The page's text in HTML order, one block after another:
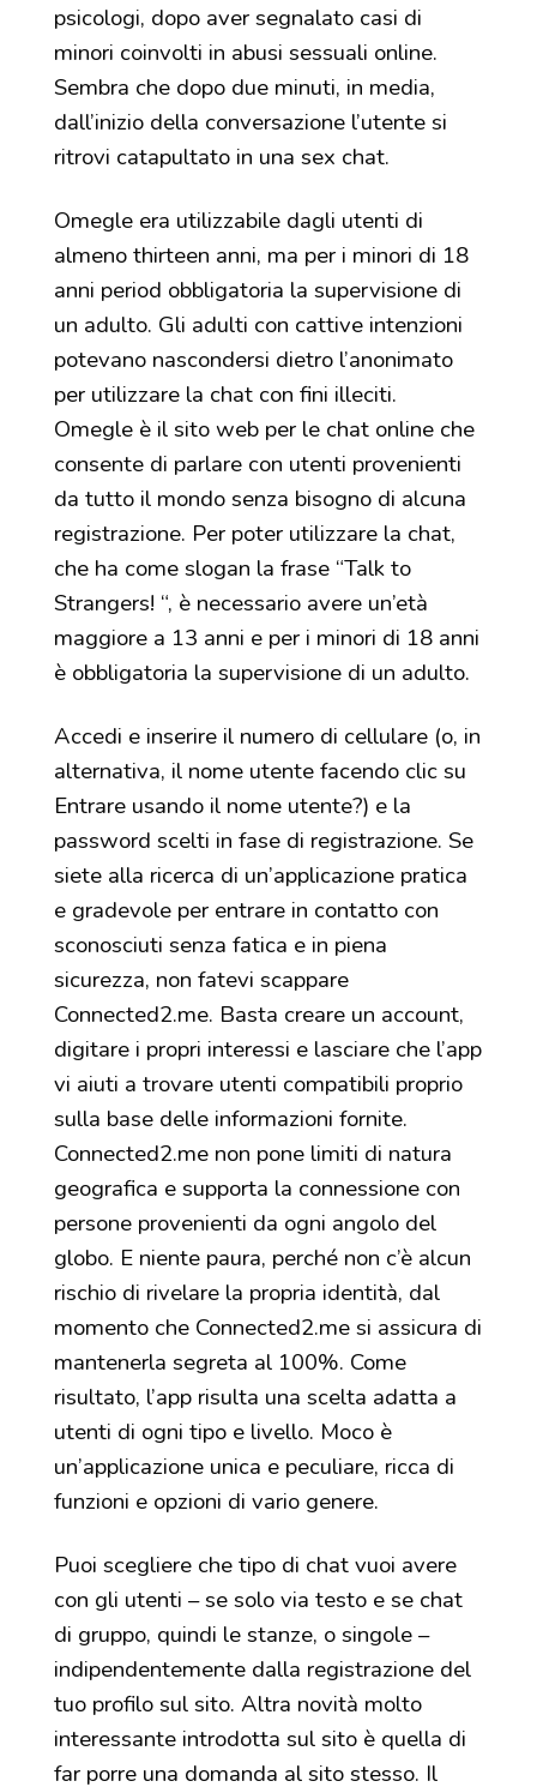
psicologi, dopo aver segnalato casi di
minori coinvolti in abusi sessuali online.
Sembra che dopo due minuti, in media,
dall’inizio della conversazione l’utente si
ritrovi catapultato in una sex chat.
Omegle era utilizzabile dagli utenti di
almeno thirteen anni, ma per i minori di 18
anni period obbligatoria la supervisione di
un adulto. Gli adulti con cattive intenzioni
potevano nascondersi dietro l’anonimato
per utilizzare la chat con fini illeciti.
Omegle è il sito web per le chat online che
consente di parlare con utenti provenienti
da tutto il mondo senza bisogno di alcuna
registrazione. Per poter utilizzare la chat,
che ha come slogan la frase “Talk to
Strangers! “, è necessario avere un’età
maggiore a 13 anni e per i minori di 18 anni
è obbligatoria la supervisione di un adulto.
Accedi e inserire il numero di cellulare (o, in
alternativa, il nome utente facendo clic su
Entrare usando il nome utente?) e la
password scelti in fase di registrazione. Se
siete alla ricerca di un’applicazione pratica
e gradevole per entrare in contatto con
sconosciuti senza fatica e in piena
sicurezza, non fatevi scappare
Connected2.me. Basta creare un account,
digitare i propri interessi e lasciare che l’app
vi aiuti a trovare utenti compatibili proprio
sulla base delle informazioni fornite.
Connected2.me non pone limiti di natura
geografica e supporta la connessione con
persone provenienti da ogni angolo del
globo. E niente paura, perché non c’è alcun
rischio di rivelare la propria identità, dal
momento che Connected2.me si assicura di
mantenerla segreta al 100%. Come
risultato, l’app risulta una scelta adatta a
utenti di ogni tipo e livello. Moco è
un’applicazione unica e peculiare, ricca di
funzioni e opzioni di vario genere.
Puoi scegliere che tipo di chat vuoi avere
con gli utenti – se solo via testo e se chat
di gruppo, quindi le stanze, o singole –
indipendentemente dalla registrazione del
tuo profilo sul sito. Altra novità molto
interessante introdotta sul sito è quella di
far porre una domanda al sito stesso. Il